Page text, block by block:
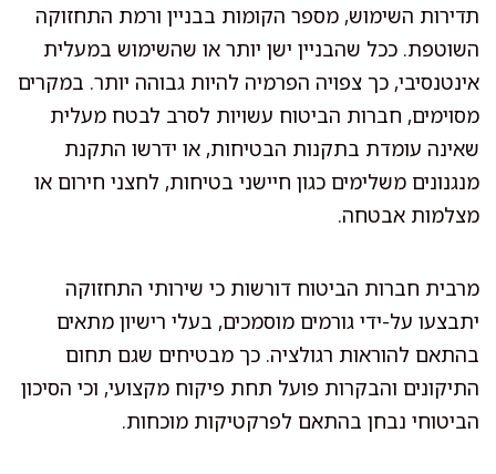
תדירות השימוש, מספר הקומות בבניין ורמת התחזוקה
השוטפת. ככל שהבניין ישן יותר או שהשימוש במעלית
אינטנסיבי, כך צפויה הפרמיה להיות גבוהה יותר. במקרים
מסוימים, חברות הביטוח עשויות לסרב לבטח מעלית
שאינה עומדת בתקנות הבטיחות, או ידרשו התקנת
מנגנונים משלימים כגון חיישני בטיחות, לחצני חירום או
מצלמות אבטחה.
מרבית חברות הביטוח דורשות כי שירותי התחזוקה
יתבצעו על-ידי גורמים מוסמכים, בעלי רישיון מתאים
בהתאם להוראות רגולציה. כך מבטיחים שגם תחום
התיקונים והבקרות פועל תחת פיקוח מקצועי, וכי הסיכון
הביטוחי נבחן בהתאם לפרקטיקות מוכחות.